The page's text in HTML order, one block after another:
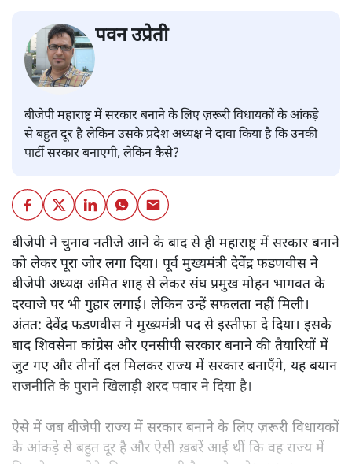
पवन उप्रेती
बीजेपी महाराष्ट्र में सरकार बनाने के लिए ज़रूरी विधायकों के आंकड़े
से बहुत दूर है लेकिन उसके प्रदेश अध्यक्ष ने दावा किया है कि उनकी
पार्टी सरकार बनाएगी, लेकिन कैसे?
बीजेपी ने चुनाव नतीजे आने के बाद से ही महाराष्ट्र में सरकार बनाने
को लेकर पूरा जोर लगा दिया। पूर्व मुख्यमंत्री देवेंद्र फडणवीस ने
बीजेपी अध्यक्ष अमित शाह से लेकर संघ प्रमुख मोहन भागवत के
दरवाजे पर भी गुहार लगाई। लेकिन उन्हें सफलता नहीं मिली।
अंतत: देवेंद्र फडणवीस ने मुख्यमंत्री पद से इस्तीफ़ा दे दिया। इसके
बाद शिवसेना कांग्रेस और एनसीपी सरकार बनाने की तैयारियों में
जुट गए और तीनों दल मिलकर राज्य में सरकार बनाएँगे, यह बयान
राजनीति के पुराने खिलाड़ी शरद पवार ने दिया है।
ऐसे में जब बीजेपी राज्य में सरकार बनाने के लिए ज़रूरी विधायकों
के आंकड़े से बहुत दूर है और ऐसी ख़बरें आई थीं कि वह राज्य में